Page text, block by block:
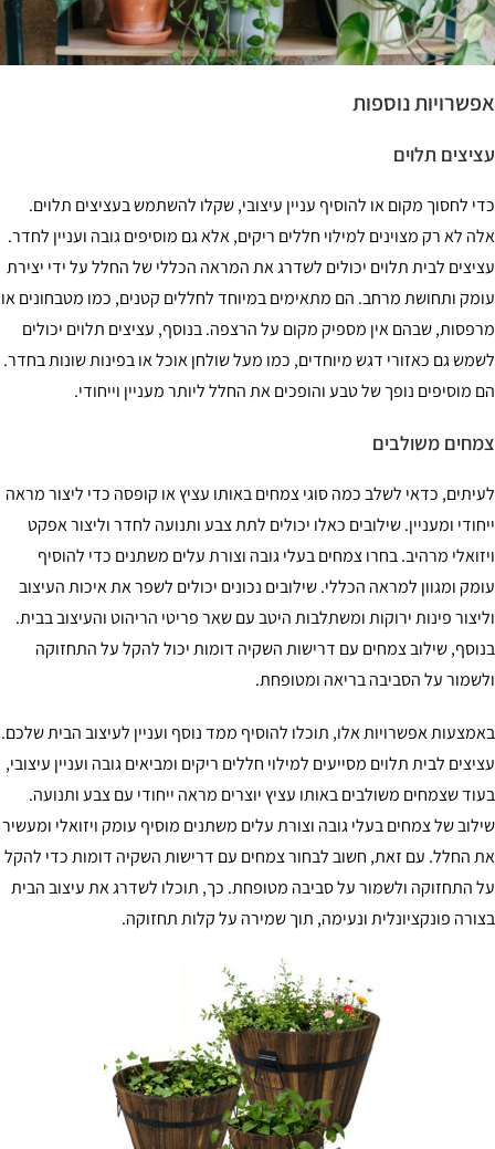
נוספות
תלוים
לחסוך מקום או להוסיף עניין עיצובי, שקלו להשתמש בעציצים תלוים.
לא רק מצוינים למילוי חללים ריקים, אלא גם מוסיפים גובה ועניין לחדר.
לבית תלוים יכולים לשדרג את המראה הכללי של החלל על ידי יצירת
ותחושת מרחב. הם מתאימים במיוחד לחללים קטנים, כמו מטבחונים או
שבהם אין מספיק מקום על הרצפה. בנוסף, עציצים תלוים יכולים
גם כאזורי דגש מיוחדים, כמו מעל שולחן אוכל או בפינות שונות בחדר.
מוסיפים נופך של טבע והופכים את החלל ליותר מעניין וייחודי.
משולבים
כדאי לשלב כמה סוגי צמחים באותו עציץ או קופסה כדי ליצור מראה
ומעניין. שילובים כאלו יכולים לתת צבע ותנועה לחדר וליצור אפקט
מרהיב. בחרו צמחים בעלי גובה וצורת עלים משתנים כדי להוסיף
ומגוון למראה הכללי. שילובים נכונים יכולים לשפר את איכות העיצוב
פינות ירוקות ומשתלבות היטב עם שאר פריטי הריהוט והעיצוב בבית.
שילוב צמחים עם דרישות השקיה דומות יכול להקל על התחזוקה
על הסביבה בריאה ומטופחת.
אפשרויות אלו, תוכלו להוסיף ממד נוסף ועניין לעיצוב הבית שלכם.
לבית תלוים מסייעים למילוי חללים ריקים ומביאים גובה ועניין עיצובי,
שצמחים משולבים באותו עציץ יוצרים מראה ייחודי עם צבע ותנועה.
של צמחים בעלי גובה וצורת עלים משתנים מוסיף עומק ויזואלי ומעשיר
החלל. עם זאת, חשוב לבחור צמחים עם דרישות השקיה דומות כדי להקל
התחזוקה ולשמור על סביבה מטופחת. כך, תוכלו לשדרג את עיצוב הבית
פונקציונלית ונעימה, תוך שמירה על קלות תחזוקה.